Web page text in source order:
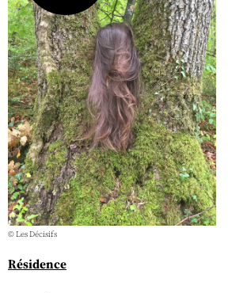
Résidence
© Les Décisifs